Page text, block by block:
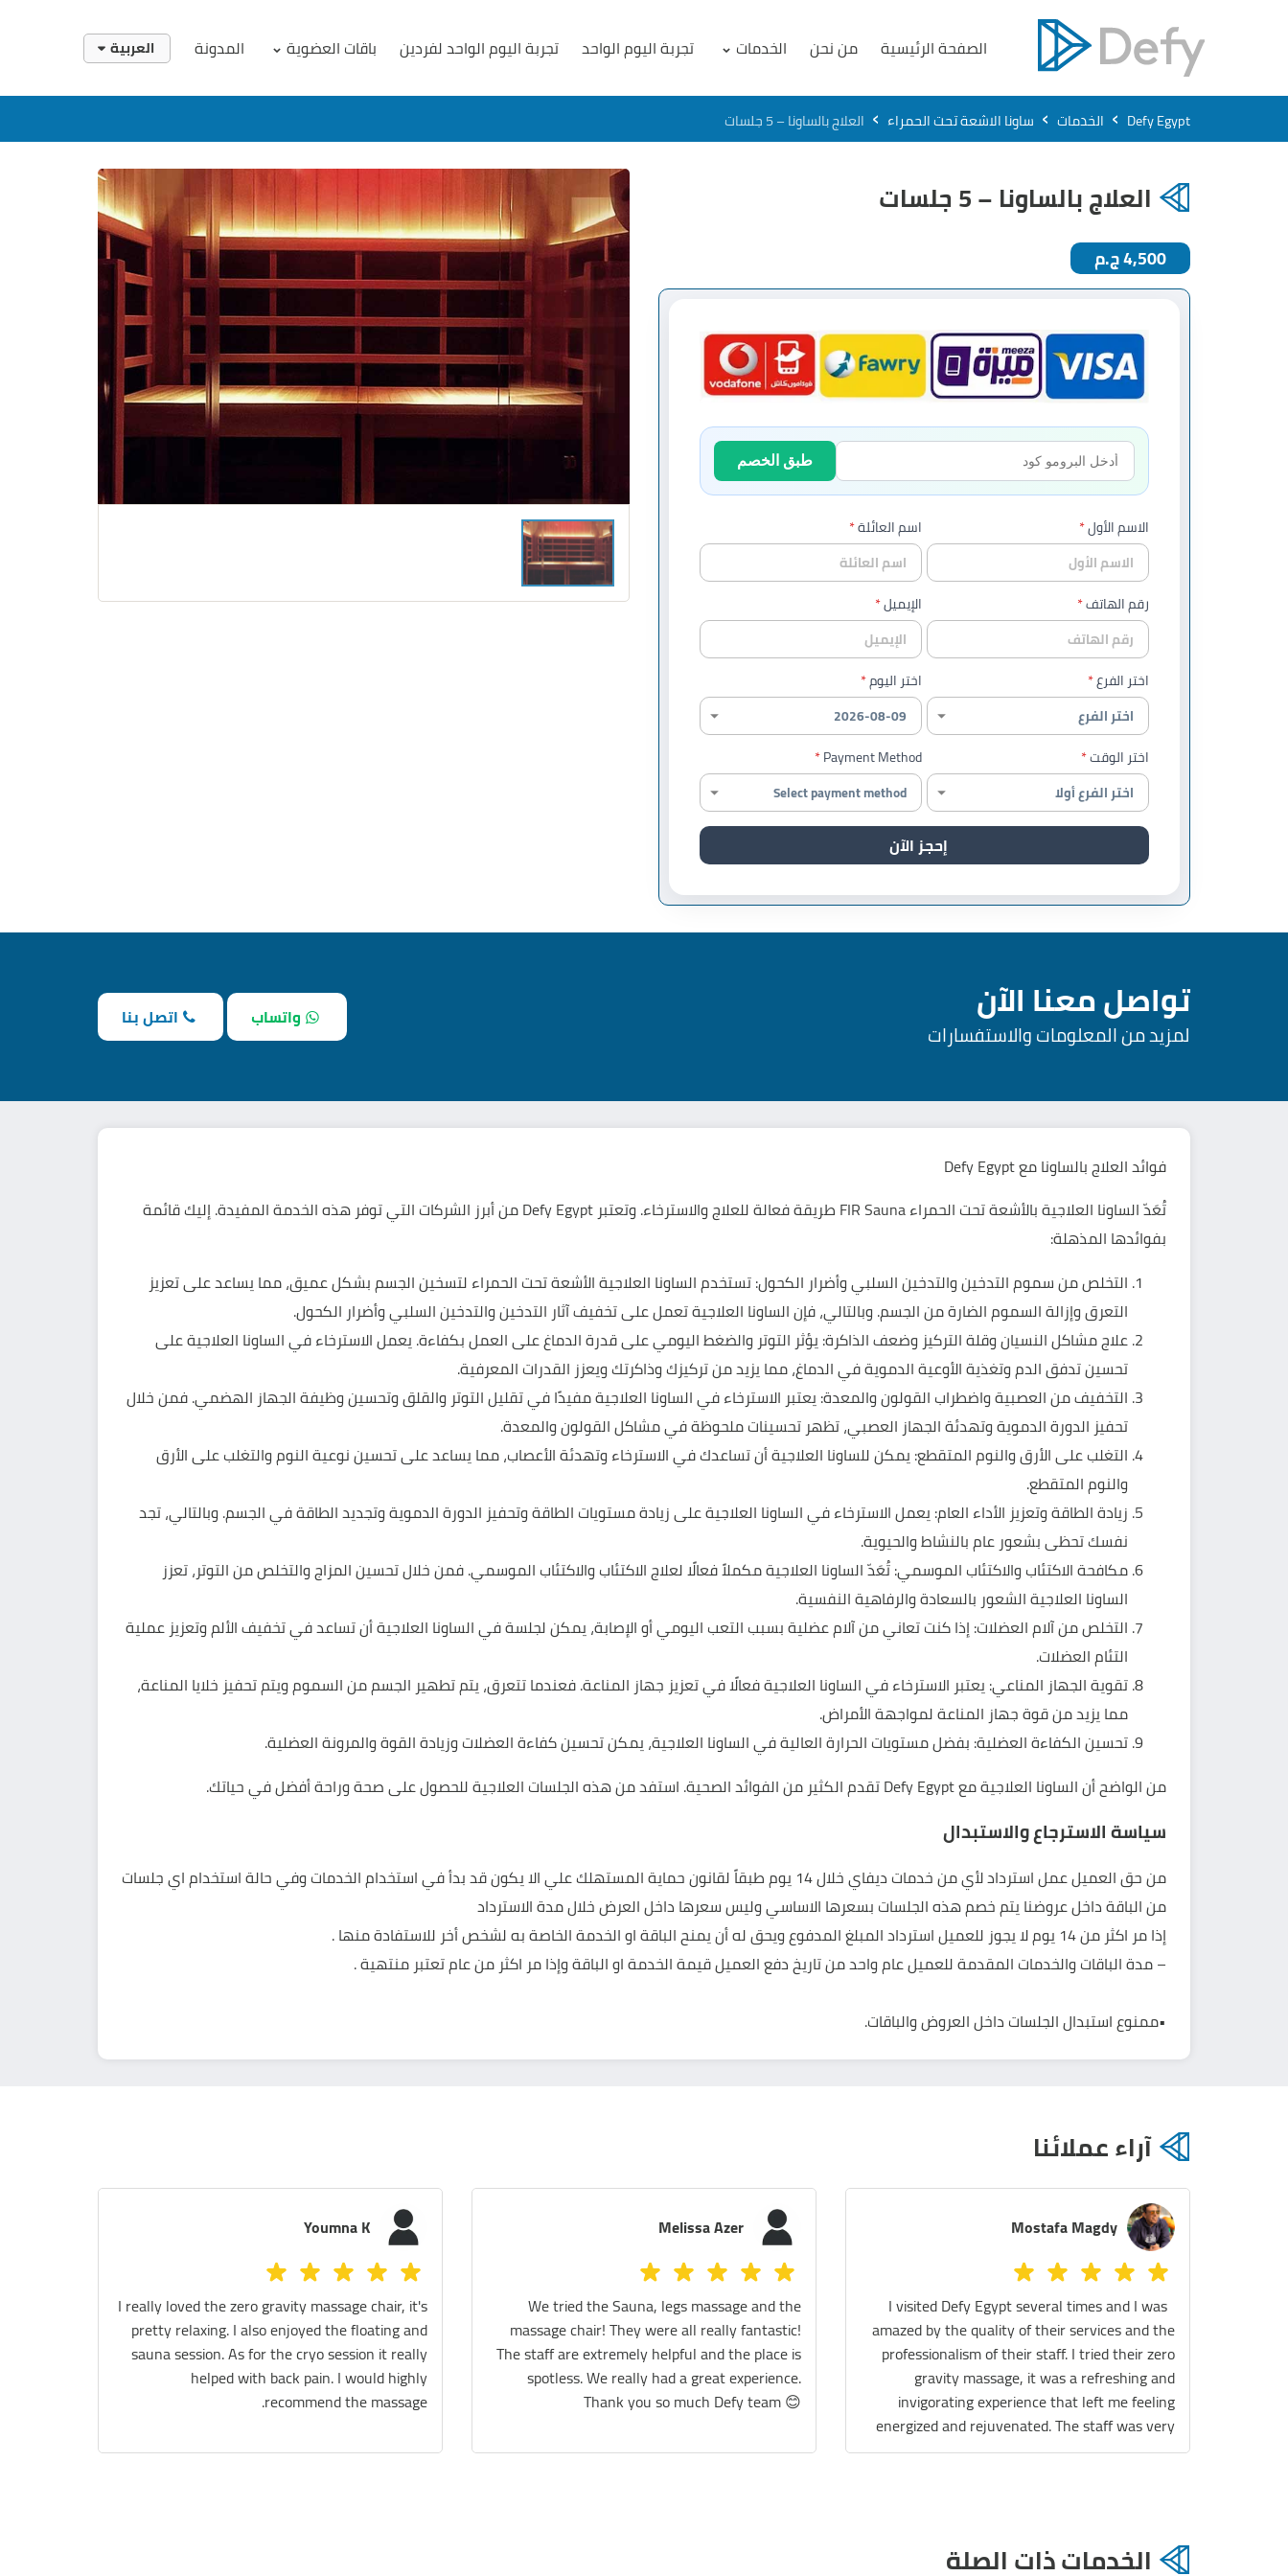
الصفحة الرئيسية من نحن الخدمات تجربة اليوم الواحد تجربة اليوم الواحد لفردين باقات العضوية المدونة العربية
Defy Egypt
› الخدمات › ساونا الاشعة تحت الحمراء › العلاج بالساونا – 5 جلسات
العلاج بالساونا – 5 جلسات
4,500 ج.م
طبق الخصم
الاسم الأول اسم العائلة
رقم الهاتف الإيميل
اختر الفرع اختر اليوم
اختر الوقت Payment Method
إحجز الآن
تواصل معنا الآن
لمزيد من المعلومات والاستفسارات
واتساب اتصل بنا
فوائدالعلاج بالساونامعDefy Egypt
تُعَدّ الساونا العلاجية بالأشعة تحت الحمراء FIR Sauna طريقة فعالة للعلاج والاسترخاء. وتعتبر Defy Egypt من أبرز الشركات التي توفر هذه الخدمة المفيدة. إليك قائمة
بفوائدها المذهلة:
التخلص من سموم التدخين والتدخين السلبي وأضرار الكحول: تستخدم الساونا العلاجية الأشعة تحت الحمراء لتسخين الجسم بشكل عميق، مما يساعد على تعزيز
التعرق وإزالة السموم الضارة من الجسم. وبالتالي، فإن الساونا العلاجية تعمل على تخفيف آثار التدخين والتدخين السلبي وأضرار الكحول.
علاج مشاكل النسيان وقلة التركيز وضعف الذاكرة: يؤثر التوتر والضغط اليومي على قدرة الدماغ على العمل بكفاءة. يعمل الاسترخاء في الساونا العلاجية على
تحسين تدفق الدم وتغذية الأوعية الدموية في الدماغ، مما يزيد من تركيزك وذاكرتك ويعزز القدرات المعرفية.
التخفيف من العصبية واضطراب القولون والمعدة: يعتبر الاسترخاء في الساونا العلاجية مفيدًا في تقليل التوتر والقلق وتحسين وظيفة الجهاز الهضمي. فمن خلال
تحفيز الدورة الدموية وتهدئة الجهاز العصبي، تظهر تحسينات ملحوظة في مشاكل القولون والمعدة.
التغلب على الأرق والنوم المتقطع: يمكن للساونا العلاجية أن تساعدك في الاسترخاء وتهدئة الأعصاب، مما يساعد على تحسين نوعية النوم والتغلب على الأرق
والنوم المتقطع.
زيادة الطاقة وتعزيز الأداء العام: يعمل الاسترخاء في الساونا العلاجية على زيادة مستويات الطاقة وتحفيز الدورة الدموية وتجديد الطاقة في الجسم. وبالتالي، تجد
نفسك تحظى بشعور عام بالنشاط والحيوية.
مكافحة الاكتئاب والاكتئاب الموسمي: تُعَدّ الساونا العلاجية مكملاً فعالًا لعلاج الاكتئاب والاكتئاب الموسمي. فمن خلال تحسين المزاج والتخلص من التوتر، تعزز
الساونا العلاجية الشعور بالسعادة والرفاهية النفسية.
التخلص من آلام العضلات: إذا كنت تعاني من آلام عضلية بسبب التعب اليومي أو الإصابة، يمكن لجلسة في الساونا العلاجية أن تساعد في تخفيف الألم وتعزيز عملية
التئام العضلات.
تقوية الجهاز المناعي: يعتبر الاسترخاء في الساونا العلاجية فعالًا في تعزيز جهاز المناعة. فعندما تتعرق، يتم تطهير الجسم من السموم ويتم تحفيز خلايا المناعة،
مما يزيد من قوة جهاز المناعة لمواجهة الأمراض.
تحسين الكفاءة العضلية: بفضل مستويات الحرارة العالية في الساونا العلاجية، يمكن تحسين كفاءة العضلات وزيادة القوة والمرونة العضلية.
من الواضح أن الساونا العلاجية مع Defy Egypt تقدم الكثير من الفوائد الصحية. استفد من هذه الجلسات العلاجية للحصول على صحة وراحة أفضل في حياتك.
سياسة الاسترجاع والاستبدال
من حق العميل عمل استرداد لأي من خدمات ديفاي خلال 14 يوم طبقاً لقانون حماية المستهلك علي الا يكون قد بدأ في استخدام الخدمات وفي حالة استخدام اي جلسات
من الباقة داخل عروضنا يتم خصم هذه الجلسات بسعرها الاساسي وليس سعرها داخل العرض خلال مدة الاسترداد
إذا مر اكثر من 14 يوم لا يجوز للعميل استرداد المبلغ المدفوع ويحق له أن يمنح الباقة او الخدمة الخاصة به لشخص أخر للاستفادة منها .
– مدة الباقات والخدمات المقدمة للعميل عام واحد من تاريخ دفع العميل قيمة الخدمة او الباقة وإذا مر اكثر من عام تعتبر منتهية .
•ممنوع استبدال الجلسات داخل العروض والباقات.
آراء عملائنا
Mostafa Magdy
I visited Defy Egypt several times and I was
amazed by the quality of their services and the
professionalism of their staff. I tried their zero
gravity massage, it was a refreshing and
invigorating experience that left me feeling
energized and rejuvenated. The staff was very
friendly and explained everything to me before
therapy, which is a relaxing and meditative
practice that involves floating in a tank filled
Melissa Azer
We tried the Sauna, legs massage and the
massage chair! They were all really fantastic!
The staff are extremely helpful and the place is
spotless. We really had a great experience.
Thank you so much Defy team 😊
Youmna K
I really loved the zero gravity massage chair, it's
pretty relaxing. I also enjoyed the floating and
sauna session. As for the cryo session it really
helped with back pain. I would highly
recommend the massage.
الخدمات ذات الصلة